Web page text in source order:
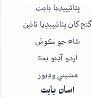
ڀٽائيپيڊيا بابت
گنج کان ڀٽائيپيڊيا تائين
شاھ جو ڪوش
اردو آڊيو بڪ
مشيني وڊيوز
اسان بابت